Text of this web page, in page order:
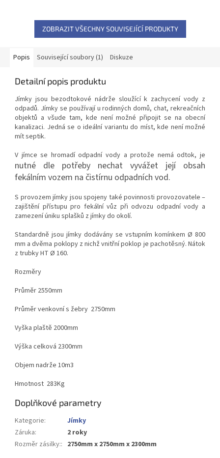
ZOBRAZIT VŠECHNY SOUVISEJÍCÍ PRODUKTY
Popis Související soubory (1) Diskuze
Detailní popis produktu
Jímky jsou bezodtokové nádrže sloužící k zachycení vody z
odpadů. Jímky se používají u rodinných domů, chat, rekreačních
objektů a všude tam, kde není možné připojit se na obecní
kanalizaci. Jedná se o ideální variantu do míst, kde není možné
mít septik.
V jímce se hromadí odpadní vody a protože nemá odtok, je
nutné dle potřeby nechat vyvážet její obsah
fekálním vozem na čistírnu odpadních vod.
S provozem jímky jsou spojeny také povinnosti provozovatele –
zajištění přístupu pro fekální vůz při odvozu odpadní vody a
zamezení úniku splašků z jímky do okolí.
Standardně jsou jímky dodávány se vstupním komínkem Ø 800
mm a dvěma poklopy z nichž vnitřní poklop je pachotěsný. Nátok
z trubky HT Ø 160.
Rozměry
Průměr 2550mm
Průměr venkovní s žebry 2750mm
Vyška plaště 2000mm
Výška celková 2300mm
Objem nadrže 10m3
Hmotnost 283Kg
Doplňkové parametry
Kategorie:
Jímky
Záruka:
2 roky
Rozměr zásilky:: 2750mm x 2750mm x 2300mm